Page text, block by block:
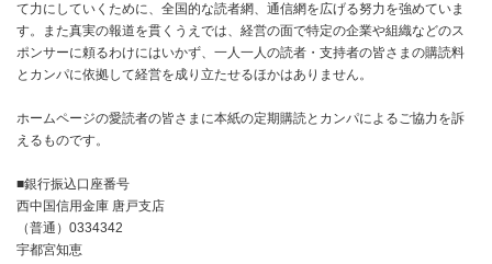
て力にしていくために、全国的な読者網、通信網を広げる努力を強めていま
す。また真実の報道を貫くうえでは、経営の面で特定の企業や組織などのス
ポンサーに頼るわけにはいかず、一人一人の読者・支持者の皆さまの購読料
とカンパに依拠して経営を成り立たせるほかはありません。
ホームページの愛読者の皆さまに本紙の定期購読とカンパによるご協力を訴
えるものです。
■銀行振込口座番号
西中国信用金庫 唐戸支店
（普通）0334342
宇都宮知恵